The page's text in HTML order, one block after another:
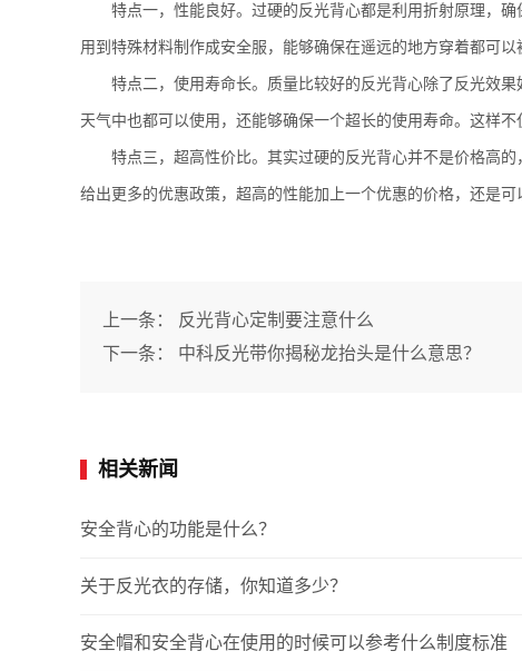
特点一，性能良好。过硬的反光背心都是利用折射原理，确
用到特殊材料制作成安全服，能够确保在遥远的地方穿着都可以
特点二，使用寿命长。质量比较好的反光背心除了反光效果
天气中也都可以使用，还能够确保一个超长的使用寿命。这样不
特点三，超高性价比。其实过硬的反光背心并不是价格高的
给出更多的优惠政策，超高的性能加上一个优惠的价格，还是
上一条：
反光背心定制要注意什么
下一条： 中科反光带你揭秘龙抬头是什么意思？
相关新闻
安全背心的功能是什么？
关于反光衣的存储，你知道多少？
安全帽和安全背心在使用的时候可以参考什么制度标准